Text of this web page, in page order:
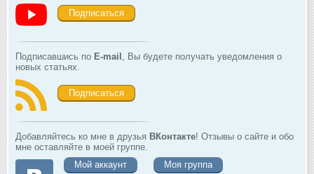
Подписаться
Подписавшись по E-mail , Вы будете получать уведомления о
новых статьях.
Подписаться
Добавляйтесь ко мне в друзья ВКонтакте! Отзывы о сайте и обо
мне оставляйте в моей группе.
Мой аккаунт
Моя группа